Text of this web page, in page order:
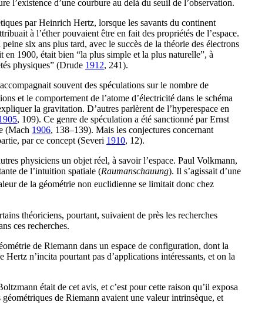
l’existence d’une courbure au delà du seuil de l’observation.
par Heinrich Hertz, lorsque les savants du continent
à l’éther pouvaient être en fait des propriétés de l’espace.
six ans plus tard, avec le succès de la théorie des électrons
1900, était bien “la plus simple et la plus naturelle”, à
physiques” (Drude 1912, 241).
souvent des spéculations sur le nombre de
et le comportement de l’atome d’électricité dans le schéma
la gravitation. D’autres parlèrent de l’hyperespace en
, 109). Ce genre de spéculation a été sanctionné par Ernst
(Mach 1906, 138–139). Mais les conjectures concernant
par ce concept (Severi 1910, 12).
physiciens un objet réel, à savoir l’espace. Paul Volkmann,
de l’intuition spatiale (Raumanschauung). Il s’agissait d’une
de la géométrie non euclidienne se limitait donc chez
théoriciens, pourtant, suivaient de près les recherches
ces recherches.
de Riemann dans un espace de configuration, dont la
n’incita pourtant pas d’applications intéressants, et on la
était de cet avis, et c’est pour cette raison qu’il exposa
de Riemann avaient une valeur intrinsèque, et